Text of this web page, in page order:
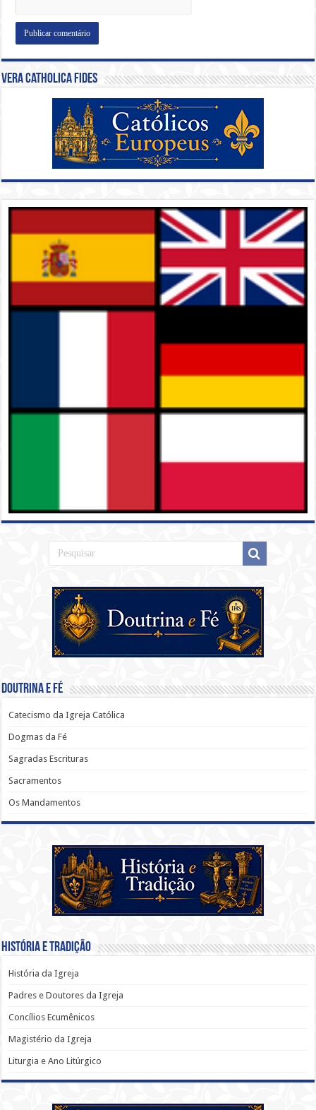
Vera Catholica Fides
Doutrina e Fé
Catecismo da Igreja Católica
Dogmas da Fé
Sagradas Escrituras
Sacramentos
Os Mandamentos
História e Tradição
História da Igreja
Padres e Doutores da Igreja
Concílios Ecumênicos
Magistério da Igreja
Liturgia e Ano Litúrgico